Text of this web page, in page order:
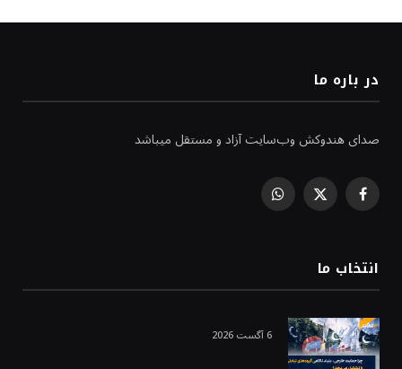
در باره ما
صدای هندوکش وب‌سایت آزاد و مستقل میباشد
Facebook
X
WhatsApp
انتخاب ما
6 آگست 2026